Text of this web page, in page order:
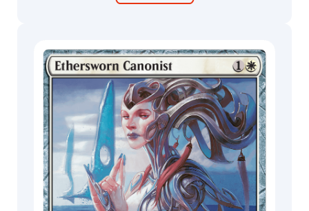
MagicCon
Festival in a